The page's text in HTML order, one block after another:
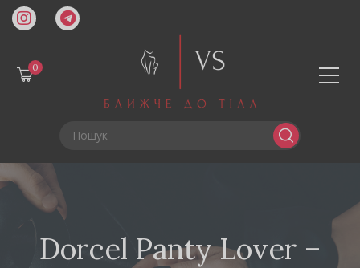
0
Dorcel Panty Lover –